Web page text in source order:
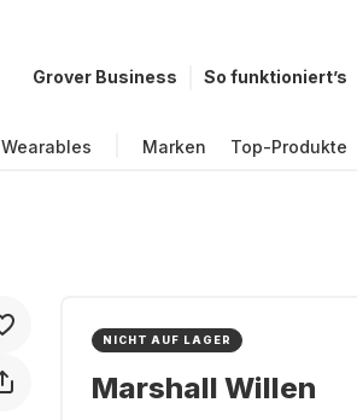
Grover Business So funktioniert’s
Wearables Marken Top-Produkte
NICHT AUF LAGER
Marshall Willen